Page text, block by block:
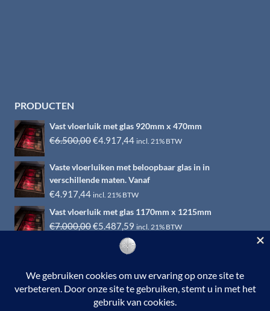
PRODUCTEN
Vast vloerluik met glas 920mm x 470mm
€6.500,00Oorspronkelijke
was:
€6.500,00.
€4.917,44Huidige
is:
€4.917,44.
incl. 21% BTW
Vaste vloerluiken met beloopbaar glas in in
verschillende maten. Vanaf
€4.917,44 incl. 21% BTW
Vast vloerluik met glas 1170mm x 1215mm
€7.000,00Oorspronkelijke
€5.487,59 Huidige
prijs
is:
incl. 21% BTW
© 2026 RVS-woonwinkel.nl is een onderdeel van HTI-RVS |